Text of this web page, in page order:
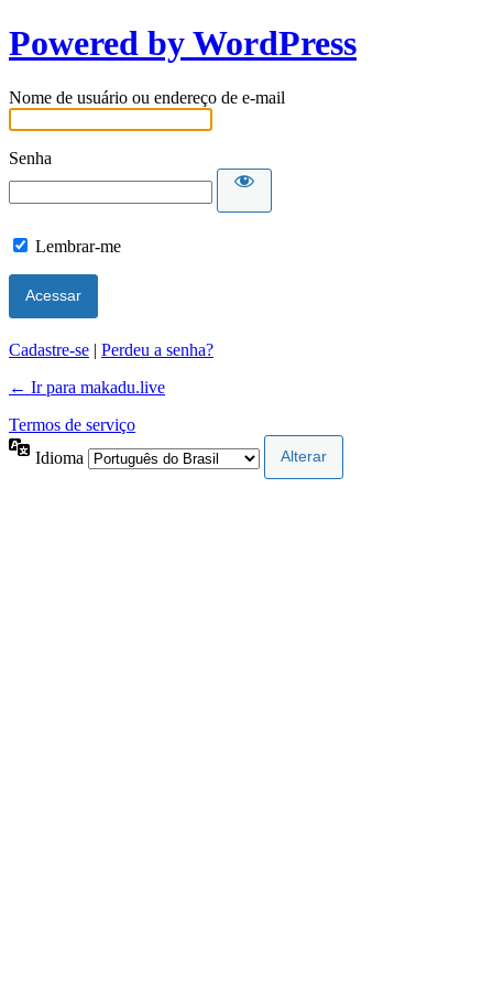
Powered by WordPress
Nome de usuário ou endereço de e-mail
Senha
Lembrar-me
Cadastre-se | Perdeu a senha?
← Ir para makadu.live
Termos de serviço
Idioma